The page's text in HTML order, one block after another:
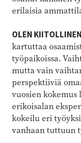
erilaisia
OLEN KIITOLLINEN
kartuttaa
työpaikoissa.
mutta vain
perspektiiviä
vuosien kokemus
erikoisalan
kokeilu eri
vanhaan tuttuun